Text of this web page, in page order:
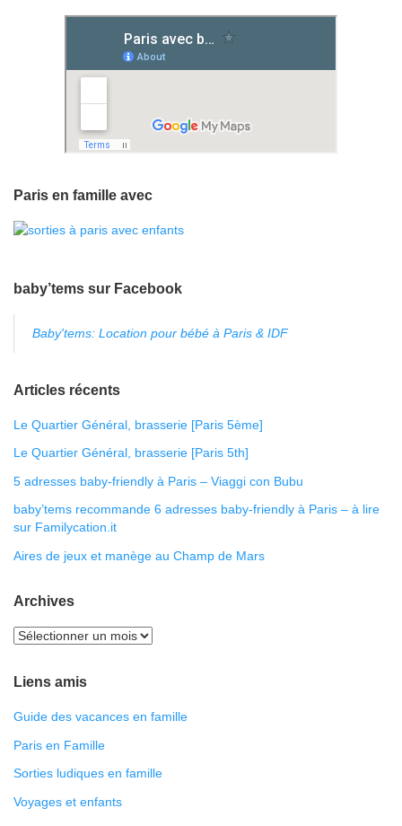
Paris en famille avec
baby’tems sur Facebook
Baby'tems: Location pour bébé à Paris & IDF
Articles récents
Le Quartier Général, brasserie [Paris 5ème]
Le Quartier Général, brasserie [Paris 5th]
5 adresses baby-friendly à Paris – Viaggi con Bubu
baby’tems recommande 6 adresses baby-friendly à Paris – à lire
sur Familycation.it
Aires de jeux et manège au Champ de Mars
Archives
Liens amis
Guide des vacances en famille
Paris en Famille
Sorties ludiques en famille
Voyages et enfants